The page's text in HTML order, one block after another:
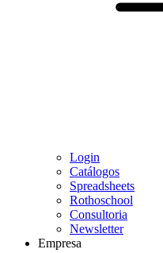
Login
Catálogos
Spreadsheets
Rothoschool
Consultoria
Newsletter
Empresa